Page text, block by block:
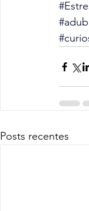
Posts recentes